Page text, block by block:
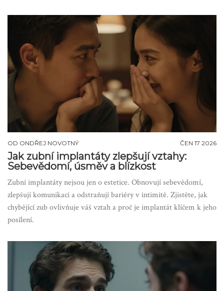
OD ONDŘEJ NOVOTNÝ ČEN 17 2026
Jak zubní implantáty zlepšují vztahy:
Sebevědomí, úsměv a blízkost
Zubní implantáty nejsou jen o estetice. Obnovují sebevědomí,
zlepšují komunikaci a odstraňují bariéry v intimitě. Zjistěte, jak
chybějící zub ovlivňuje váš vztah a proč je implantát klíčem k jeho
posílení.